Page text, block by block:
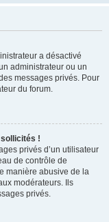
a désactivé
administrateur ou un
messages privés. Pour
du forum.
!
privés d’un utilisateur
de contrôle de
manière abusive de la
modérateurs. Ils
privés.